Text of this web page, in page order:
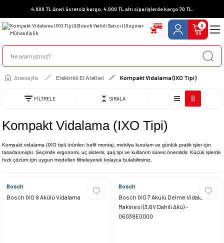
4.000 TL üzeri ücretsiz kargo, 4.000 TL altı siparişlerde kargo 70 TL.
0
Anasayfa Elektrikli El Aletleri Kompakt Vidalama (IXO Tipi)
FİLTRELE SIRALA
Kompakt Vidalama (IXO Tipi)
Kompakt vidalama (IXO tipi) ürünler; hafif montaj, mobilya kurulum ve günlük pratik işler için
tasarlanmıştır. Seçimde ergonomi, uç sistemi, şarj tipi ve kullanım süresi önemlidir. Küçük işlerde
hızlı çözüm için uygun modelleri filtreleyerek kolayca bulabilirsiniz.
Bosch
Bosch IXO 8 Akülü Vidalama
Bosch
Bosch IXO 7 Akülü Delme Vidalama
Makinesi (3,6V Dahili Akü) -
06039E0000